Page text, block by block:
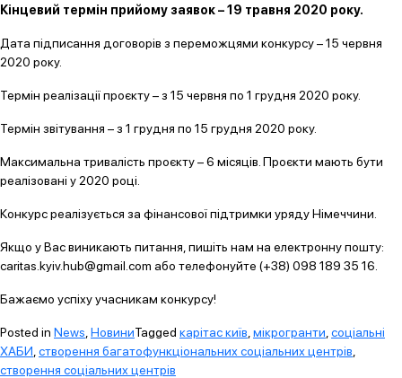
Кінцевий термін прийому заявок – 19 травня 2020 року.
Дата підписання договорів з переможцями конкурсу – 15 червня
2020 року.
Термін реалізації проєкту – з 15 червня по 1 грудня 2020 року.
Термін звітування – з 1 грудня по 15 грудня 2020 року.
Максимальна тривалість проєкту – 6 місяців. Проєкти мають бути
реалізовані у 2020 році.
Конкурс реалізується за фінансової підтримки уряду Німеччини.
Якщо у Вас виникають питання, пишіть нам на електронну пошту:
caritas.kyiv.hub@gmail.com або телефонуйте (+38) 098 189 35 16.
Бажаємо успіху учасникам конкурсу!
Posted in News НовиниTagged карітас київ мікрогранти соціальні
ХАБИ створення багатофункціональних соціальних центрів
створення соціальних центрів